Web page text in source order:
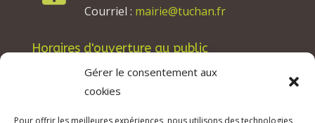
Gérer le consentement aux
cookies
Pour offrir les meilleures expériences, nous utilisons des technologies
Courriel : mairie@tuchan.fr
Horaires d'ouverture au public
Les lundis, mardis et jeudis : de 8h à 12h et de
13h30 à 17h30.